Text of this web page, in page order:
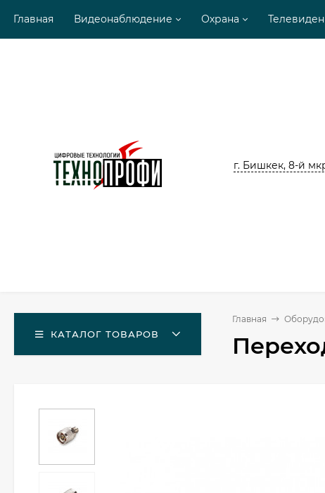
Главная Видеонаблюдение Охрана
г. Бишкек, 8-й
КАТАЛОГ ТОВАРОВ
Главная